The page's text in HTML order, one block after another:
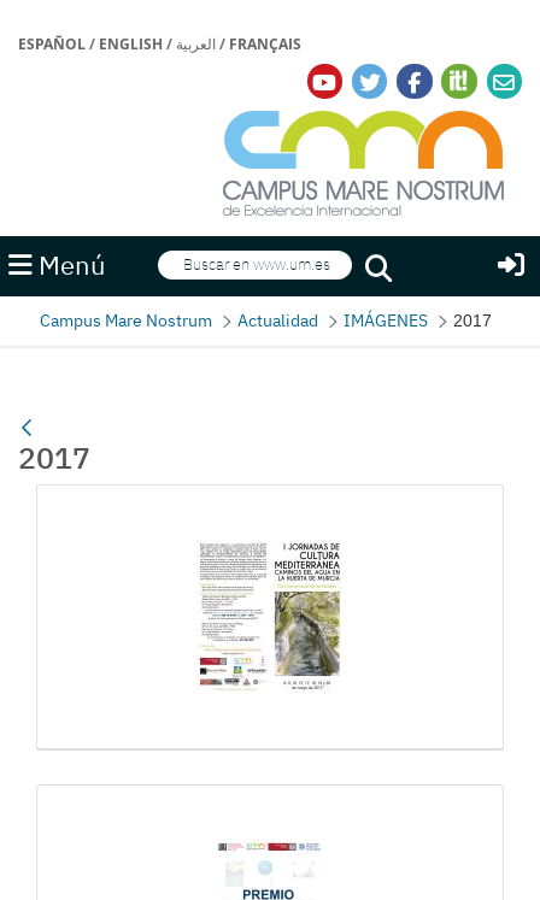
ESPAÑOL/ ENGLISH / العربية/ FRANÇAIS
Menú Buscar
Buscar
Campus Mare Nostrum Actualidad IMÁGENES 2017
2017